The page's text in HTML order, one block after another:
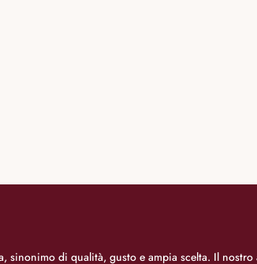
di qualità, gusto e ampia scelta. Il